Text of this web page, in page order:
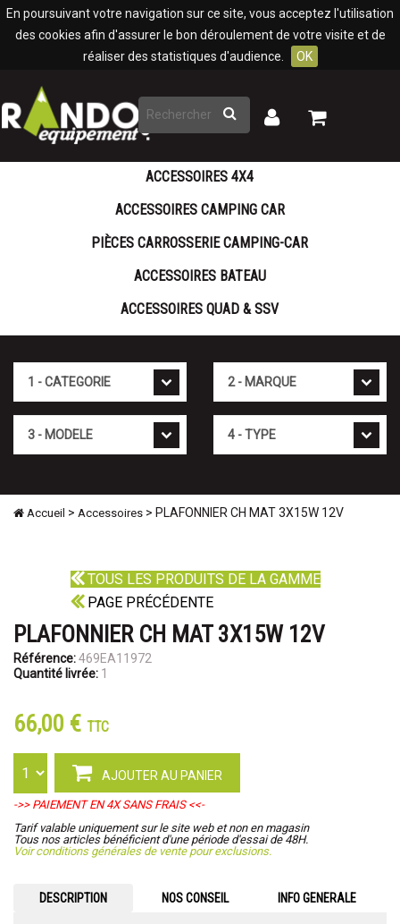
En poursuivant votre navigation sur ce site, vous acceptez l'utilisation
des cookies afin d'assurer le bon déroulement de votre visite et de
réaliser des statistiques d'audience.
OK
Rechercher
Mon
Mon
ACCESSOIRES 4X4
ACCESSOIRES CAMPING CAR
PIÈCES CARROSSERIE CAMPING-CAR
ACCESSOIRES BATEAU
ACCESSOIRES QUAD & SSV
Accueil > Accessoires > PLAFONNIER CH MAT 3X15W 12V
TOUS LES PRODUITS DE LA GAMME
PAGE PRÉCÉDENTE
PLAFONNIER CH MAT 3X15W 12V
Référence:469EA11972
Quantité livrée: 1
66,00 € TTC
AJOUTER AU PANIER
->> PAIEMENT EN 4X SANS FRAIS <<-
Tarif valable uniquement sur le site web et non en magasin
Tous nos articles bénéficient d'une période d'essai de 48H.
Voir conditions générales de vente pour exclusions.
DESCRIPTION NOS CONSEIL INFO GENERALE
Panneau de gestion des cookies